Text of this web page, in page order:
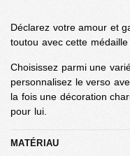
Déclarez votre amour et
toutou avec cette médaille
Choisissez parmi une
personnalisez le verso
la fois une décoration
pour lui.
MATÉRIAU